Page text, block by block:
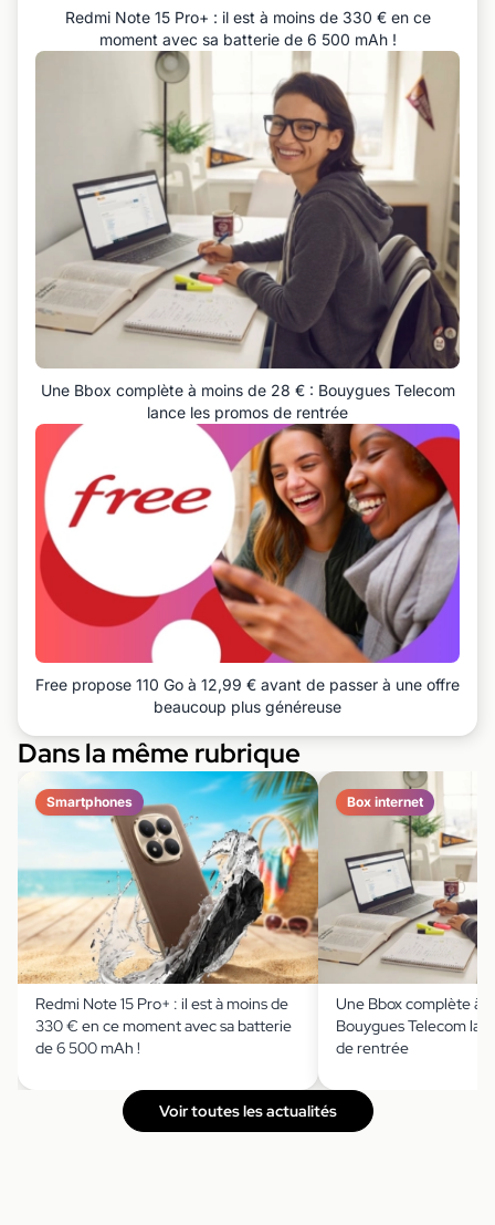
Redmi Note 15 Pro+ : il est à moins de 330 € en ce
moment avec sa batterie de 6 500 mAh !
Une Bbox complète à moins de 28 € : Bouygues Telecom
lance les promos de rentrée
Free propose 110 Go à 12,99 € avant de passer à une offre
beaucoup plus généreuse
Dans la même rubrique
Smartphones
Redmi Note 15 Pro+ : il est à moins de
330 € en ce moment avec sa batterie
de 6 500 mAh !
Box internet
Une Bbox complète à
Bouygues Telecom
de rentrée
Voir toutes les actualités